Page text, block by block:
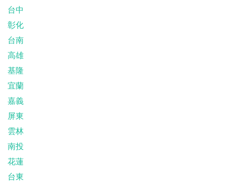
台中
彰化
台南
高雄
基隆
宜蘭
嘉義
屏東
雲林
南投
花蓮
台東